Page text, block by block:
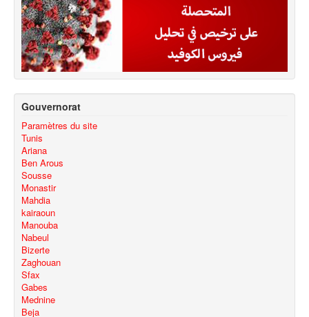
Gouvernorat
Paramètres du site
Tunis
Ariana
Ben Arous
Sousse
Monastir
Mahdia
kairaoun
Manouba
Nabeul
Bizerte
Zaghouan
Sfax
Gabes
Mednine
Beja